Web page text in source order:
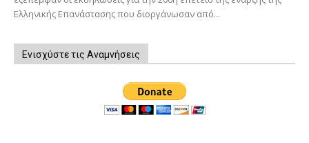
Ελληνικής Επανάστασης που διοργάνωσαν από...
Ενισχύστε τις Αναμνήσεις